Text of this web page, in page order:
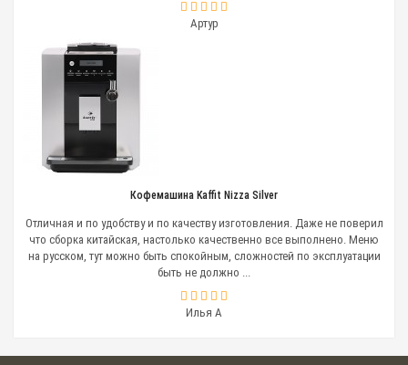
Артур
Кофемашина Kaffit Nizza Silver
Отличная и по удобству и по качеству изготовления. Даже не поверил
что сборка китайская, настолько качественно все выполнено. Меню
на русском, тут можно быть спокойным, сложностей по эксплуатации
быть не должно ...
Илья А